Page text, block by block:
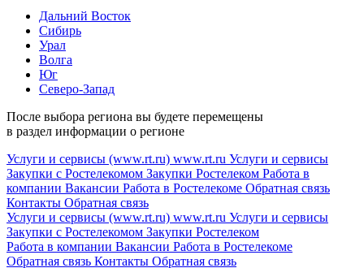
Дальний Восток
Сибирь
Урал
Волга
Юг
Северо-Запад
После выбора региона вы будете перемещены
в раздел информации о регионе
Услуги и сервисы (www.rt.ru) www.rt.ru Услуги и сервисы
Закупки с Ростелекомом Закупки Ростелеком Работа в
компании Вакансии Работа в Ростелекоме Обратная связь
Контакты Обратная связь
Услуги и сервисы (www.rt.ru) www.rt.ru Услуги и сервисы
Закупки с Ростелекомом Закупки Ростелеком
Работа в компании Вакансии Работа в Ростелекоме
Обратная связь Контакты Обратная связь